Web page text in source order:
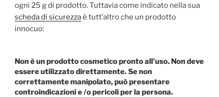
ogni 25 g di prodotto. Tuttavia come indicato nella sua
scheda di sicurezzaè tutt’altro che un prodotto
innocuo:
Non è un prodotto cosmetico pronto all’uso. Non deve
essere utilizzato direttamente. Se non
correttamente manipolato, può presentare
controindicazioni e /o pericoli per la persona.